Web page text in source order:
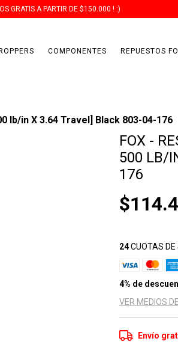
GRATIS A PARTIR DE $150.000 ! :)
COMPONENTES REPUESTOS
lb/in X 3.64 Travel] Black 803-04-176
FOX -
500 LB/
176
24CUOTAS DE
4% de
VER MEDIOS
Envío